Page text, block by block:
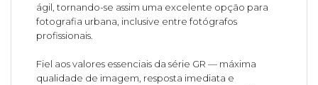
ágil, tornando-se assim uma excelente opção para
fotografia urbana, inclusive entre fotógrafos
profissionais.
Fiel aos valores essenciais da série GR — máxima
qualidade de imagem, resposta imediata e